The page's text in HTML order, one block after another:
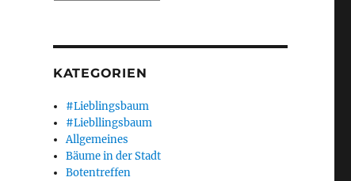
KATEGORIEN
#Lieblingsbaum
#Liebllingsbaum
Allgemeines
Bäume in der Stadt
Botentreffen